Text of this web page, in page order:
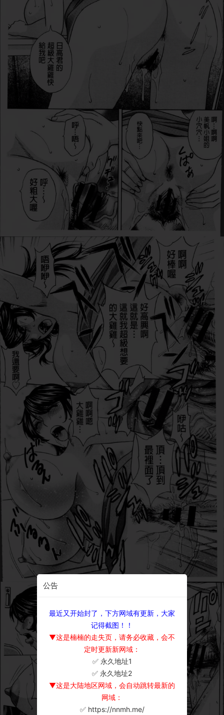
公告
最近又开始封了，下方网域有更新，大家
记得截图！！
▼这是楠楠的走失页，请务必收藏，会不
定时更新新网域：
✅ 永久地址1
✅ 永久地址2
▼这是大陆地区网域，会自动跳转最新的
网域：
✅ https://nnmh.me/